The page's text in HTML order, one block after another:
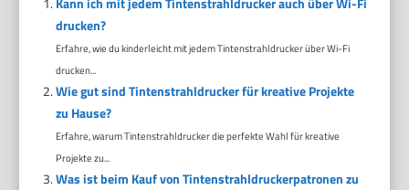
drucken?
Erfahre, wie du kinderleicht mit jedem Tintenstrahldrucker über Wi-Fi
drucken...
Wie gut sind Tintenstrahldrucker für kreative Projekte
zu Hause?
Erfahre, warum Tintenstrahldrucker die perfekte Wahl für kreative
Projekte zu...
Was ist beim Kauf von Tintenstrahldruckerpatronen zu